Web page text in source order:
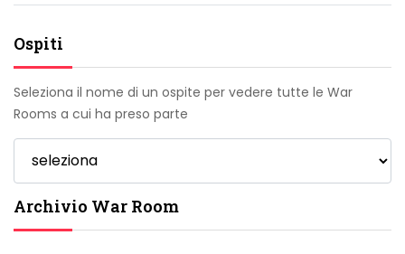
Ospiti
Seleziona il nome di un ospite per vedere tutte le War
Rooms a cui ha preso parte
Archivio War Room